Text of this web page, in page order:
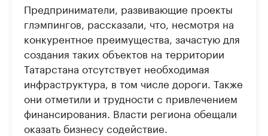
Предприниматели, развивающие проекты
глэмпингов, рассказали, что, несмотря на
конкурентное преимущества, зачастую для
создания таких объектов на территории
Татарстана отсутствует необходимая
инфраструктура, в том числе дороги. Также
они отметили и трудности с привлечением
финансирования. Власти региона обещали
оказать бизнесу содействие.